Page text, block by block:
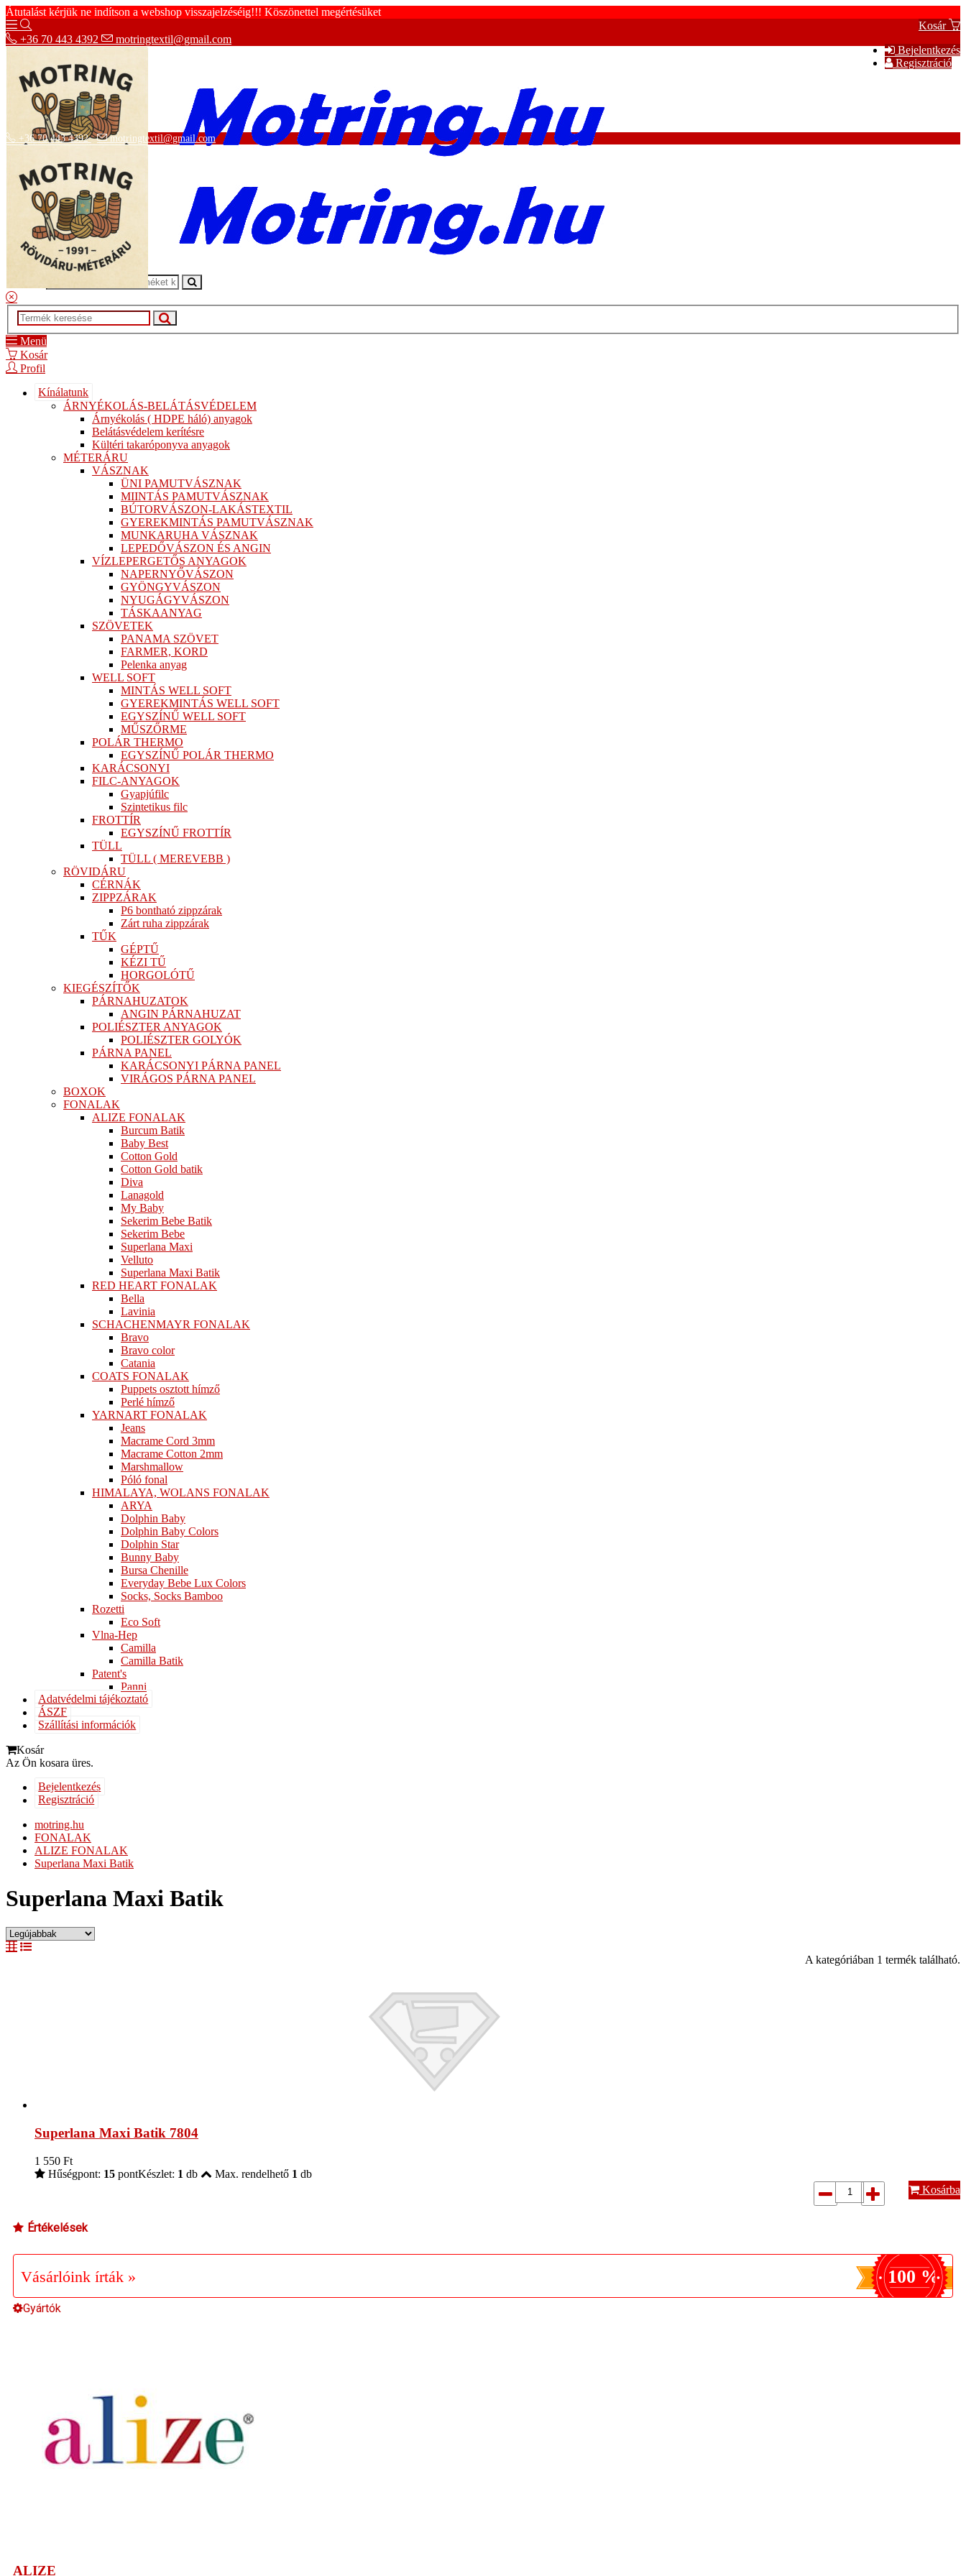
Átutalást kérjük ne indítson a webshop visszajelzéséig!!! Köszönettel megértésüket
Kosár
Bejelentkezés
Regisztráció
+36 70 443 4392 motringtextil@gmail.com
Adatvédelmi tájékoztató
ÁSZF
Szállítási információk
+36 70 443 4392 motringtextil@gmail.com
Menü
Kosár
Profil
Kínálatunk
ÁRNYÉKOLÁS-BELÁTÁSVÉDELEM
Árnyékolás ( HDPE háló) anyagok
Belátásvédelem kerítésre
Kültéri takaróponyva anyagok
MÉTERÁRU
VÁSZNAK
ÜNI PAMUTVÁSZNAK
MIINTÁS PAMUTVÁSZNAK
BÚTORVÁSZON-LAKÁSTEXTIL
GYEREKMINTÁS PAMUTVÁSZNAK
MUNKARUHA VÁSZNAK
LEPEDŐVÁSZON ÉS ANGIN
VÍZLEPERGETŐS ANYAGOK
NAPERNYŐVÁSZON
GYÖNGYVÁSZON
NYUGÁGYVÁSZON
TÁSKAANYAG
SZÖVETEK
PANAMA SZÖVET
FARMER, KORD
Pelenka anyag
WELL SOFT
MINTÁS WELL SOFT
GYEREKMINTÁS WELL SOFT
EGYSZÍNŰ WELL SOFT
MŰSZŐRME
POLÁR THERMO
EGYSZÍNŰ POLÁR THERMO
KARÁCSONYI
FILC-ANYAGOK
Gyapjúfilc
Szintetikus filc
FROTTÍR
EGYSZÍNŰ FROTTÍR
TÜLL
TÜLL ( MEREVEBB )
RÖVIDÁRU
CÉRNÁK
ZIPPZÁRAK
P6 bontható zippzárak
Zárt ruha zippzárak
TŰK
GÉPTŰ
KÉZI TŰ
HORGOLÓTŰ
KIEGÉSZÍTŐK
PÁRNAHUZATOK
ANGIN PÁRNAHUZAT
POLIÉSZTER ANYAGOK
POLIÉSZTER GOLYÓK
PÁRNA PANEL
KARÁCSONYI PÁRNA PANEL
VIRÁGOS PÁRNA PANEL
BOXOK
FONALAK
ALIZE FONALAK
Burcum Batik
Baby Best
Cotton Gold
Cotton Gold batik
Diva
Lanagold
My Baby
Sekerim Bebe Batik
Sekerim Bebe
Superlana Maxi
Velluto
Superlana Maxi Batik
RED HEART FONALAK
Bella
Lavinia
SCHACHENMAYR FONALAK
Bravo
Bravo color
Catania
COATS FONALAK
Puppets osztott hímző
Perlé hímző
YARNART FONALAK
Jeans
Macrame Cord 3mm
Macrame Cotton 2mm
Marshmallow
Póló fonal
HIMALAYA, WOLANS FONALAK
ARYA
Dolphin Baby
Dolphin Baby Colors
Dolphin Star
Bunny Baby
Bursa Chenille
Everyday Bebe Lux Colors
Socks, Socks Bamboo
Rozetti
Eco Soft
Vlna-Hep
Camilla
Camilla Batik
Patent's
Panni
Adatvédelmi tájékoztató
ÁSZF
Szállítási információk
Kosár
Az Ön kosara üres.
Bejelentkezés
Regisztráció
motring.hu
FONALAK
ALIZE FONALAK
Superlana Maxi Batik
Superlana Maxi Batik
A kategóriában 1 termék található.
Superlana Maxi Batik 7804
1 550 Ft
Hűségpont: 15 pontKészlet: 1 db Max. rendelhető 1 db
Kosárba
Értékelések
Vásárlóink írták » 100 %
Gyártók
ALIZE